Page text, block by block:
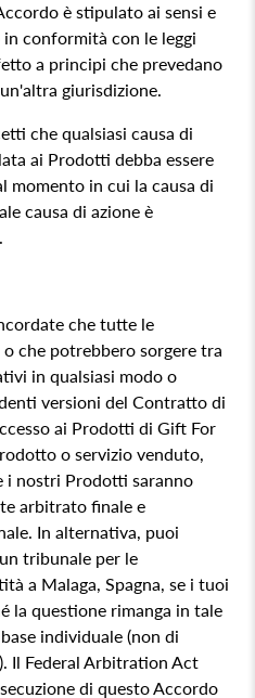
è stipulato ai sensi e
conformità con le leggi
a principi che prevedano
giurisdizione.
che qualsiasi causa di
ai Prodotti debba essere
momento in cui la causa di
causa di azione è
che tutte le
che potrebbero sorgere tra
in qualsiasi modo o
versioni del Contratto di
ai Prodotti diGift For
o servizio venduto,
nostri Prodotti saranno
arbitrato finale e
In alternativa, puoi
tribunale per le
a Malaga, Spagna, se i tuoi
la questione rimanga in tale
individuale (non di
Il Federal Arbitration Act
di questo Accordo